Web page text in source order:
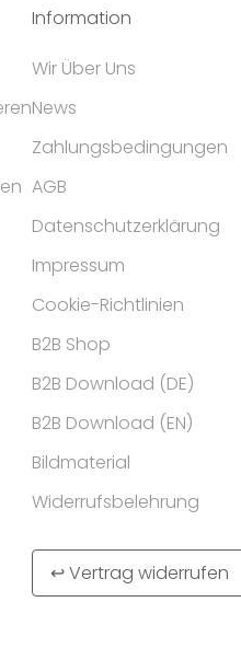
Information
Wir Über Uns
News
Zahlungsbedingungen
AGB
Datenschutzerklärung
Impressum
Cookie-Richtlinien
B2B Shop
B2B Download (DE)
B2B Download (EN)
Bildmaterial
Widerrufsbelehrung
↩ Vertrag widerrufen